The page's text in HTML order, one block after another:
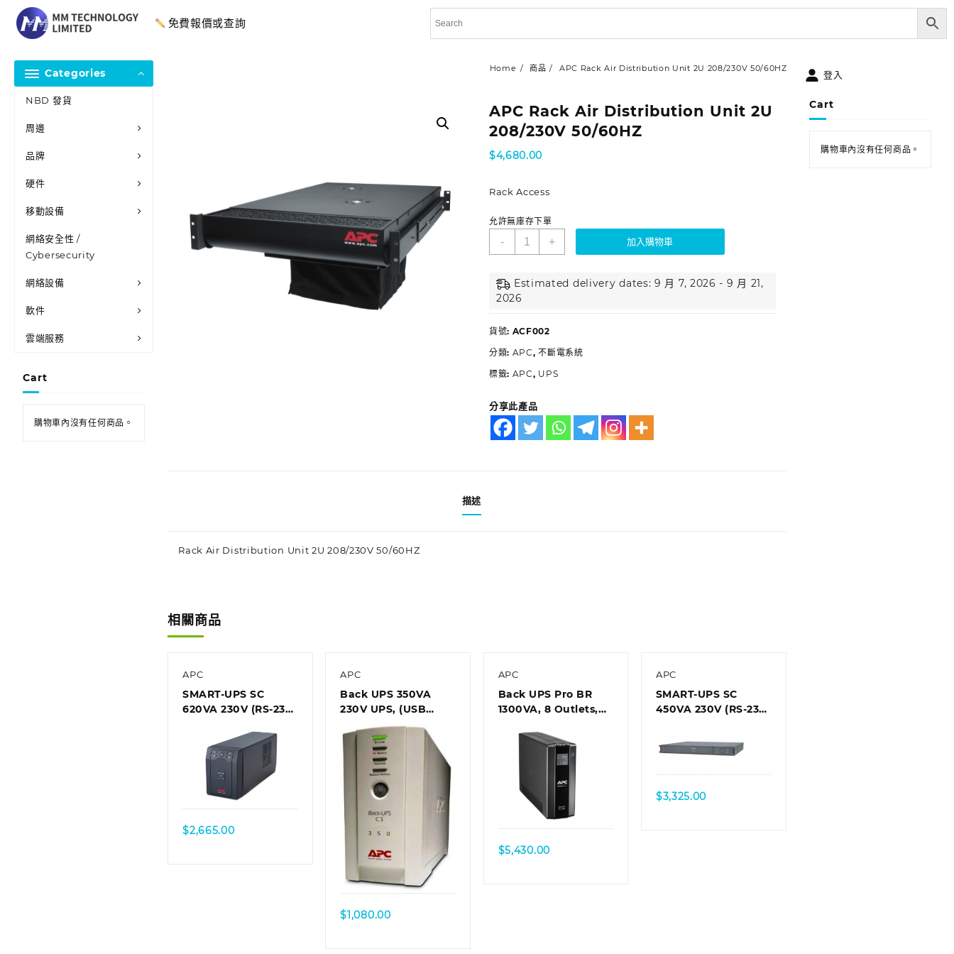
免費報價或查詢
Categories
NBD 發貨
周邊
品牌
硬件
移動設備
網絡安全性 /
Cybersecurity
網絡設備
軟件
雲端服務
Cart
購物車內沒有任何商品。
Home 商品 APC Rack Air Distribution Unit 2U 208/230V 50/60HZ
APC Rack Air Distribution Unit 2U
208/230V 50/60HZ
$4,680.00
Rack Access
允許無庫存下單
- + 加入購物車
Estimated delivery dates: 9 月 7, 2026 - 9 月 21,
2026
貨號: ACF002
分類: APC,不斷電系統
標籤: APC, UPS
分享此產品
描述
Rack Air Distribution Unit 2U 208/230V 50/60HZ
相關商品
APC
SMART-UPS SC
620VA 230V (RS-232
$2,665.00
APC
Back UPS 350VA
230V UPS, (USB
port) w USB cable
$1,080.00
APC
Back UPS Pro BR
1300VA, 8 Outlets,
$5,430.00
APC
SMART-UPS SC
450VA 230V (RS-232
Rackmount
$3,325.00
登入
Cart
購物車內沒有任何商品。